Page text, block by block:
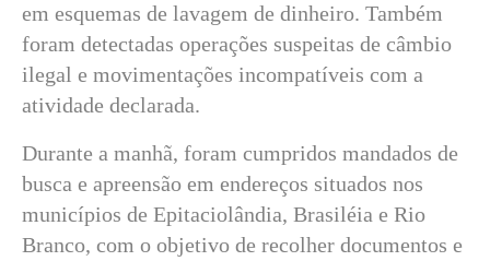
em esquemas de lavagem de dinheiro. Também
foram detectadas operações suspeitas de câmbio
ilegal e movimentações incompatíveis com a
atividade declarada.
Durante a manhã, foram cumpridos mandados de
busca e apreensão em endereços situados nos
municípios de Epitaciolândia, Brasiléia e Rio
Branco, com o objetivo de recolher documentos e